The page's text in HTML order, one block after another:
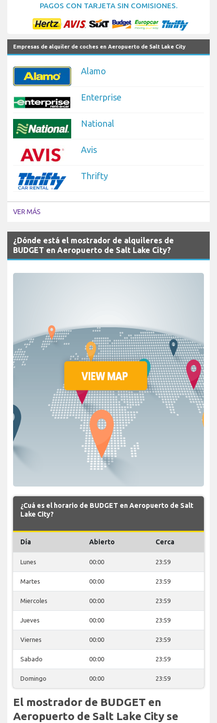
PAGOS CON TARJETA SIN COMISIONES.
Empresas de alquiler de coches en Aeropuerto de Salt Lake City
Alamo
Enterprise
National
Avis
Thrifty
VER MÁS
¿Dónde está el mostrador de alquileres de
BUDGET en Aeropuerto de Salt Lake City?
¿Cuá es el horario de BUDGET en Aeropuerto de Salt
Lake City?
Día Abierto Cerca
Lunes 00:00 23:59
Martes 00:00 23:59
Miercoles 00:00 23:59
Jueves 00:00 23:59
Viernes 00:00 23:59
Sabado 00:00 23:59
Domingo 00:00 23:59
El mostrador de BUDGET en
Aeropuerto de Salt Lake City se